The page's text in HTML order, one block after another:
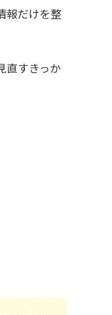
報だけを整
直すきっか